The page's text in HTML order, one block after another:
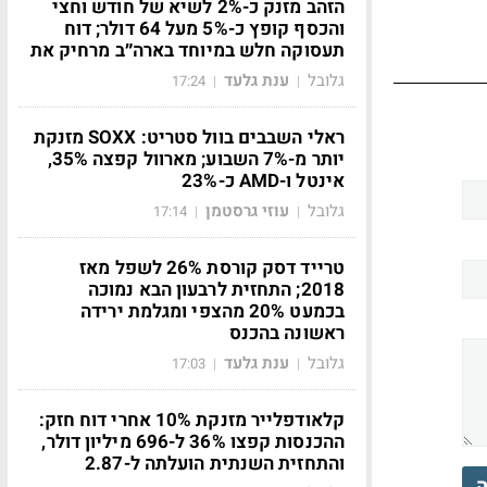
הזהב מזנק כ-2% לשיא של חודש וחצי
והכסף קופץ כ-5% מעל 64 דולר; דוח
תעסוקה חלש במיוחד בארה״ב מרחיק את
גלובל | ענת גלעד |
17:24
ראלי השבבים בוול סטריט: SOXX מזנקת
יותר מ-7% השבוע; מארוול קפצה 35%,
אינטל ו-AMD כ-23%
גלובל | עוזי גרסטמן |
17:14
טרייד דסק קורסת 26% לשפל מאז
2018; התחזית לרבעון הבא נמוכה
בכמעט 20% מהצפי ומגלמת ירידה
ראשונה בהכנס
גלובל | ענת גלעד |
17:03
קלאודפלייר מזנקת 10% אחרי דוח חזק:
ההכנסות קפצו 36% ל-696 מיליון דולר,
והתחזית השנתית הועלתה ל-2.87